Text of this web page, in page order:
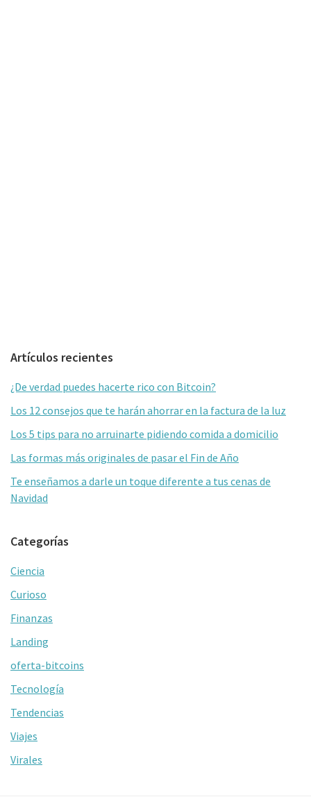
Barra
lateral
primaria
Artículos recientes
¿De verdad puedes hacerte rico con Bitcoin?
Los 12 consejos que te harán ahorrar en la factura de la luz
Los 5 tips para no arruinarte pidiendo comida a domicilio
Las formas más originales de pasar el Fin de Año
Te enseñamos a darle un toque diferente a tus cenas de
Navidad
Categorías
Ciencia
Curioso
Finanzas
Landing
oferta-bitcoins
Tecnología
Tendencias
Viajes
Virales